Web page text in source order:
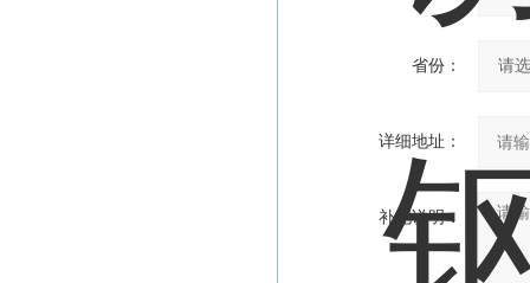
省份：
详细地址：
补充说明：